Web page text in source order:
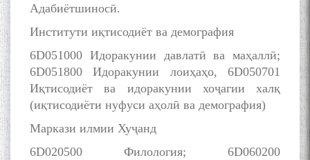
Адабиётшиносӣ.
Институти иқтисодиёт ва демография
6D051000 Идоракунии давлатӣ ва маҳаллӣ;
6D051800 Идоракунии лоиҳаҳо, 6D050701
Иқтисодиёт ва идоракунии хоҷагии халқ
(иқтисодиёти нуфуси аҳолӣ ва демография)
Маркази илмии Хуҷанд
6D020500 Филология; 6D060200